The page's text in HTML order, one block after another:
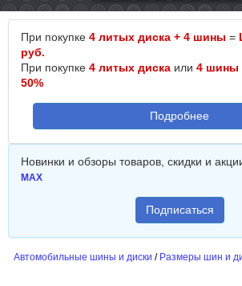
При покупке 4 литых диска + 4 шины =
руб.
При покупке 4 литых диска или 4 шины
50%
Подробнее
Новинки и обзоры товаров, скидки и
MAX
Подписаться
Автомобильные шины и диски / Размеры шин и